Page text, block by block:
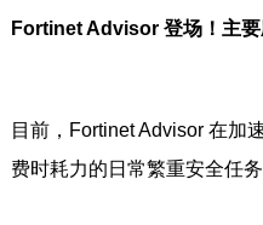
Fortinet Advisor 登场！主
目前，Fortinet Advisor 在加
费时耗力的日常繁重安全任